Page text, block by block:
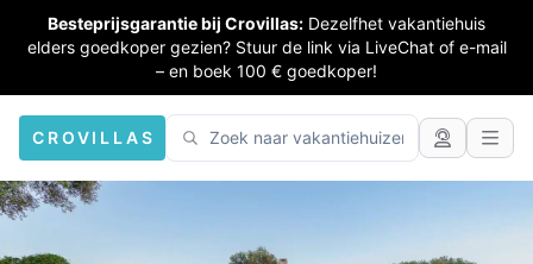
Besteprijsgarantie bij Crovillas: Dezelfhet vakantiehuis
elders goedkoper gezien? Stuur de link via LiveChat of e-mail
– en boek 100 € goedkoper!
CROVILLAS